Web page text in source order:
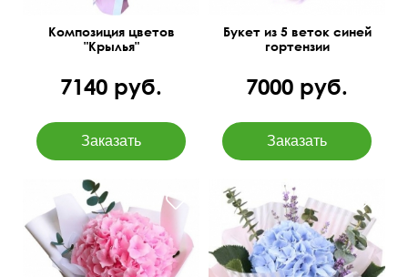
Композиция цветов
"Крылья"
7140 руб.
Букет из 5 веток синей
гортензии
7000 руб.
Голубая гортензия с
добавлением эвкалипта и